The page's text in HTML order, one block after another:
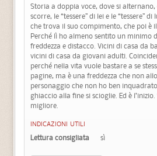
Storia a doppia voce, dove si
scorre, le “tessere” di lei e le “tessere”
che trova il suo compimento, che poi è
Perché lì ho almeno sentito un minimo
freddezza e distacco. Vicini di casa da
vicini di casa da giovani adulti.
perché nella vita vuole bastare a se
pagine, ma è una freddezza che non
personaggio che non ho ben
ghiaccio alla fine si scioglie. Ed è
migliore.
INDICAZIONI UTILI
Lettura consigliata sì